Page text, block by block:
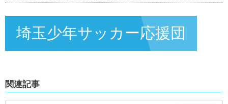
埼玉少年サッカー応援団
関連記事